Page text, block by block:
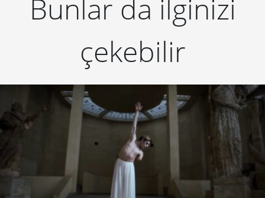
Sadece Kendim Olmaya Çalışıyorum
Zalando, daha çeşitli ve kapsayıcı bir moda anlayışını her
daim benimsediğini ve desteklediğini Bahar 2021
kampanyasında yeniden vurguluyor.